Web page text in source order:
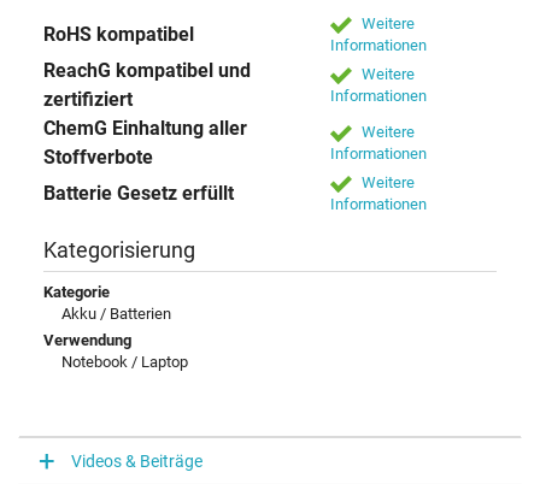
RoHS kompatibel
Weitere
Informationen
ReachG kompatibel und
zertifiziert
Weitere
Informationen
ChemG Einhaltung aller
Stoffverbote
Weitere
Informationen
Batterie Gesetz erfüllt
Weitere
Informationen
Kategorisierung
Kategorie
Akku / Batterien
Verwendung
Notebook / Laptop
Videos & Beiträge